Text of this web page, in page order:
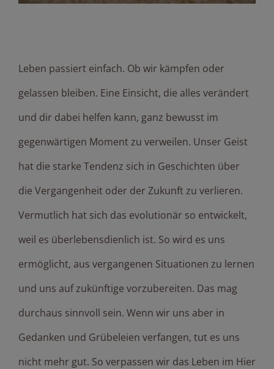
Leben passiert einfach. Ob wir kämpfen oder
gelassen bleiben. Eine Einsicht, die alles verändert
und dir dabei helfen kann, ganz bewusst im
gegenwärtigen Moment zu verweilen. Unser Geist
hat die starke Tendenz sich in Geschichten über
die Vergangenheit oder der Zukunft zu verlieren.
Vermutlich hat sich das evolutionär so entwickelt,
weil es überlebensdienlich ist. So wird es uns
ermöglicht, aus vergangenen Situationen zu lernen
und uns auf zukünftige vorzubereiten. Das mag
durchaus sinnvoll sein. Wenn wir uns aber in
Gedanken und Grübeleien verfangen, tut es uns
nicht mehr gut. So verpassen wir das Leben im Hier